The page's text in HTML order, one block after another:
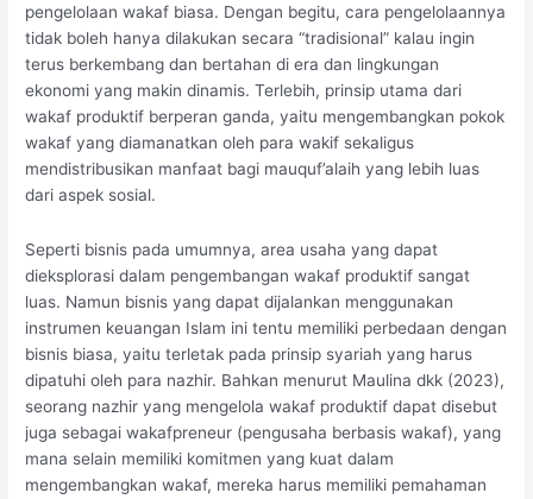
pengelolaan wakaf biasa. Dengan begitu, cara pengelolaannya
tidak boleh hanya dilakukan secara “tradisional” kalau ingin
terus berkembang dan bertahan di era dan lingkungan
ekonomi yang makin dinamis. Terlebih, prinsip utama dari
wakaf produktif berperan ganda, yaitu mengembangkan pokok
wakaf yang diamanatkan oleh para wakif sekaligus
mendistribusikan manfaat bagi mauquf’alaih yang lebih luas
dari aspek sosial.
Seperti bisnis pada umumnya, area usaha yang dapat
dieksplorasi dalam pengembangan wakaf produktif sangat
luas. Namun bisnis yang dapat dijalankan menggunakan
instrumen keuangan Islam ini tentu memiliki perbedaan dengan
bisnis biasa, yaitu terletak pada prinsip syariah yang harus
dipatuhi oleh para nazhir. Bahkan menurut Maulina dkk (2023),
seorang nazhir yang mengelola wakaf produktif dapat disebut
juga sebagai wakafpreneur (pengusaha berbasis wakaf), yang
mana selain memiliki komitmen yang kuat dalam
mengembangkan wakaf, mereka harus memiliki pemahaman